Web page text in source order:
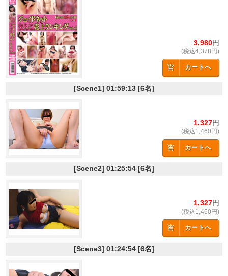
3,980円
(税込4,378円)
カートへ
[Scene1] 01:59:13 [6名]
1,327円
(税込1,460円)
カートへ
[Scene2] 01:25:54 [6名]
1,327円
(税込1,460円)
カートへ
[Scene3] 01:24:54 [6名]